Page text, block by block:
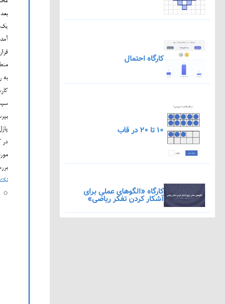
کارگاه احتمال
۱۰ تا ۲۰ در قاب
کارگاه «الگوهای عملی برای
آشکار کردن تفکر ریاضی»